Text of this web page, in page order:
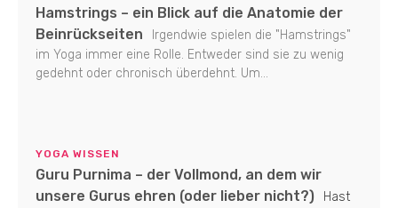
Hamstrings – ein Blick auf die Anatomie der
Beinrückseiten
Irgendwie spielen die "Hamstrings"
im Yoga immer eine Rolle. Entweder sind sie zu wenig
gedehnt oder chronisch überdehnt. Um...
YOGA WISSEN
Guru Purnima – der Vollmond, an dem wir
unsere Gurus ehren (oder lieber nicht?)
Hast